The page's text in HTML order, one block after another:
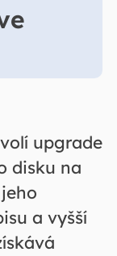
upgrade
disku na
a vyšší